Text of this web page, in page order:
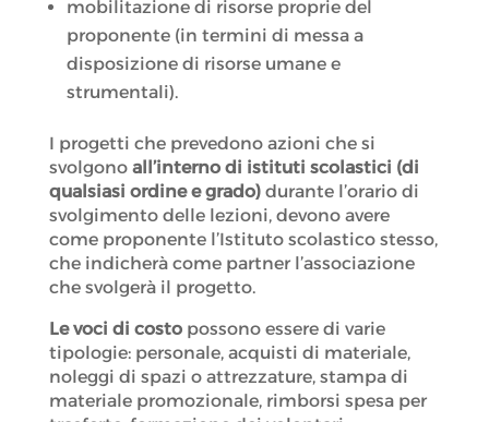
mobilitazione di risorse proprie del
proponente (in termini di messa a
disposizione di risorse umane e
strumentali).
I progetti che prevedono azioni che si
svolgonoall’interno di istituti scolastici (di
qualsiasi ordine e grado)durante l’orario di
svolgimento delle lezioni, devono avere
come proponente l’Istituto scolastico stesso,
che indicherà come partner l’associazione
che svolgerà il progetto.
Le voci di costopossono essere di varie
tipologie: personale, acquisti di materiale,
noleggi di spazi o attrezzature, stampa di
materiale promozionale, rimborsi spesa per